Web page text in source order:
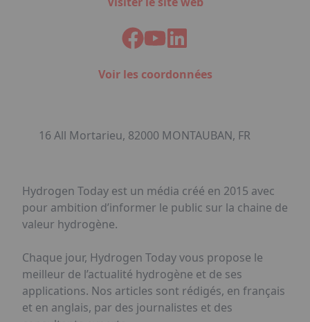
Voir les coordonnées
16 All Mortarieu, 82000 MONTAUBAN, FR
Hydrogen Today est un média créé en 2015 avec
pour ambition d’informer le public sur la chaine de
valeur hydrogène.
Chaque jour, Hydrogen Today vous propose le
meilleur de l’actualité hydrogène et de ses
applications. Nos articles sont rédigés, en français
et en anglais, par des journalistes et des